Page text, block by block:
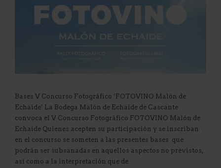
Bases V Concurso Fotográfico ‘FOTOVINO Malón de
Echaide’ La Bodega Malón de Echaide de Cascante
convoca el V Concurso Fotográfico FOTOVINO Malón de
Echaide Quienes acepten su participación y se inscriban
en el concurso se someten a las presentes bases que
podrán ser subsanadas en aquellos aspectos no previstos,
así como a la interpretación que de